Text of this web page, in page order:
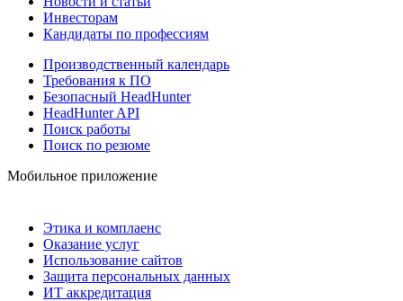
Инвесторам
Кандидаты по профессиям
Производственный календарь
Требования к ПО
Безопасный HeadHunter
HeadHunter API
Поиск работы
Поиск по резюме
Мобильное приложение
Этика и комплаенс
Оказание услуг
Использование сайтов
Защита персональных данных
ИТ аккредитация